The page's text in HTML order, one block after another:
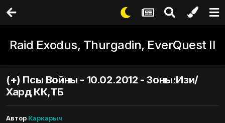
Raid Exodus, Thurgadin, EverQuest II
(+) Псы Войны - 10.02.2012 - Зоны:Изи/
Хард КК,ТБ
Автор Каркарыч